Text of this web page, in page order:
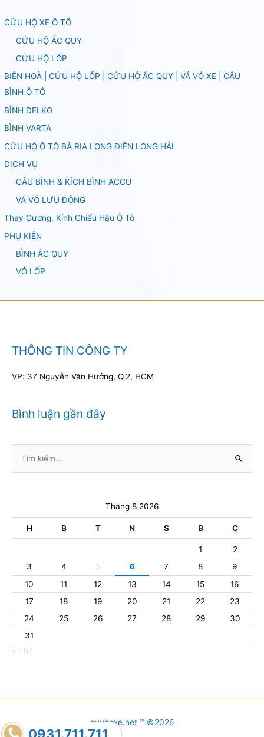
CỨU HỘ XE Ô TÔ
CỨU HỘ ẮC QUY
CỨU HỘ LỐP
BIÊN HOÀ | CỨU HỘ LỐP | CỨU HỘ ẮC QUY | VÁ VỎ XE | CÂU
BÌNH Ô TÔ
BÌNH DELKO
BÌNH VARTA
CỨU HỘ Ô TÔ BÀ RỊA LONG ĐIỀN LONG HẢI
DỊCH VỤ
CÂU BÌNH & KÍCH BÌNH ACCU
VÁ VỎ LƯU ĐỘNG
Thay Gương, Kính Chiếu Hậu Ô Tô
PHỤ KIỆN
BÌNH ẮC QUY
VỎ LỐP
THÔNG TIN CÔNG TY
VP: 37 Nguyễn Văn Hưởng, Q.2, HCM
Bình luận gần đây
kiếm:
Tháng 8 2026
H B T N S B C
1
2
3
4 5 6 7 8
9
10
11 12 13 14 15
16
17
18 19 20 21 22
23
24
25 26 27 28 29
30
31
« Th7
cuuhoxe.net ™ ©2026